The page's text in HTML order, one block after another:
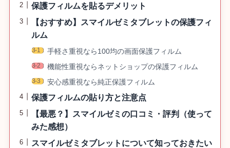
保護フィルムを貼るデメリット
【おすすめ】スマイルゼミタブレットの保護フィ
ルム
手軽さ重視なら100均の画面保護フィルム
機能性重視ならネットショップの保護フィルム
安心感重視なら純正保護フィルム
保護フィルムの貼り方と注意点
【最悪？】スマイルゼミの口コミ・評判（使って
みた感想）
スマイルゼミタブレットについて知っておきたい